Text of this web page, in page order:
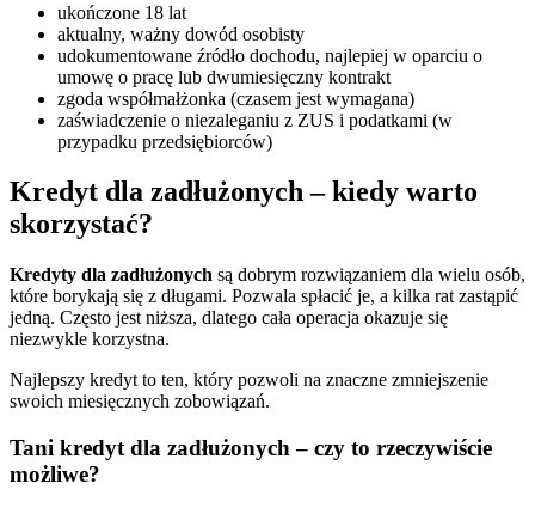
ukończone 18 lat
aktualny, ważny dowód osobisty
udokumentowane źródło dochodu, najlepiej w oparciu o
umowę o pracę lub dwumiesięczny kontrakt
zgoda współmałżonka (czasem jest wymagana)
zaświadczenie o niezaleganiu z ZUS i podatkami (w
przypadku przedsiębiorców)
Kredyt dla zadłużonych – kiedy warto
skorzystać?
Kredyty dla zadłużonych są dobrym rozwiązaniem dla wielu osób,
które borykają się z długami. Pozwala spłacić je, a kilka rat zastąpić
jedną. Często jest niższa, dlatego cała operacja okazuje się
niezwykle korzystna.
Najlepszy kredyt to ten, który pozwoli na znaczne zmniejszenie
swoich miesięcznych zobowiązań.
Tani kredyt dla zadłużonych – czy to rzeczywiście
możliwe?